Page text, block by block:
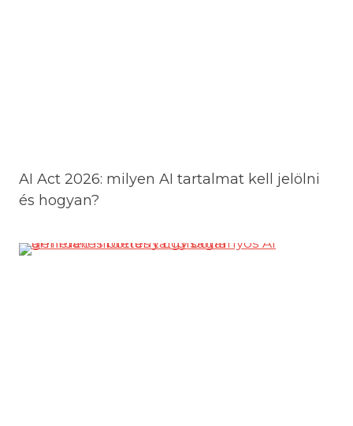
AI Act 2026: milyen AI tartalmat kell jelölni
és hogyan?